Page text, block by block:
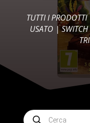
TUTTI I PRODOTTI
USATO | SWITCH
Products
search